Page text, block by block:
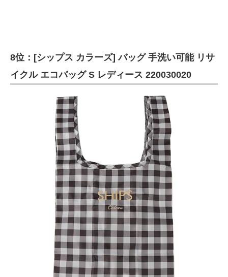
8位：[シップス カラーズ] バッグ 手洗い可能 リサ
イクル エコバッグ S レディース 220030020